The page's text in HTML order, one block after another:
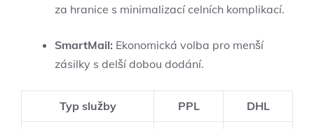
za hranice s minimalizací celních komplikací.
SmartMail: Ekonomická volba pro menší
zásilky s delší dobou dodání.
Typ služby PPL DHL